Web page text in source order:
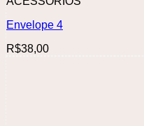
Envelope 4
R$38,00